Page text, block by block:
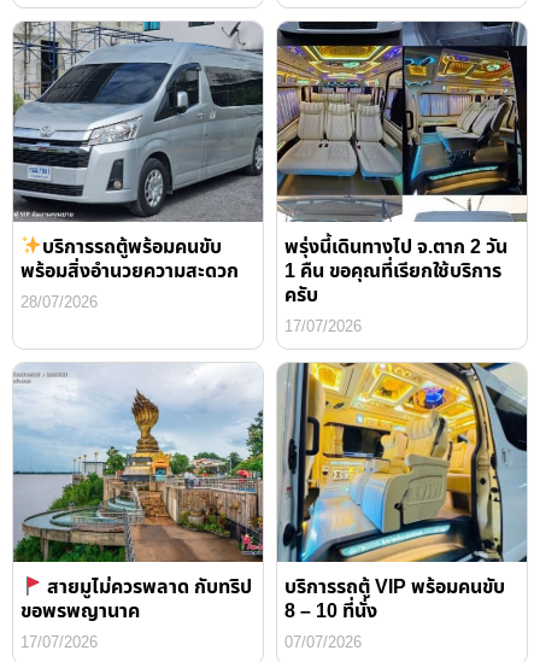
บริการรถตู้พร้อมคนขับ
พร้อมสิ่งอำนวยความสะดวก
28/07/2026
พรุ่งนี้เดินทางไป จ.ตาก 2 วัน
1 คืน ขอคุณที่เรียกใช้บริการ
ครับ
17/07/2026
สายมูไม่ควรพลาด กับทริป
ขอพรพญานาค
17/07/2026
บริการรถตู้ VIP พร้อมคนขับ
8 – 10 ที่นั่ง
07/07/2026